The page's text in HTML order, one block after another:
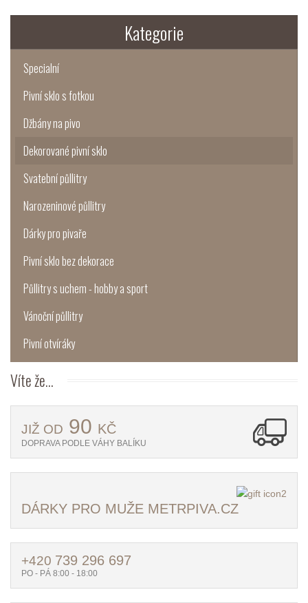
Kategorie
Specialní
Pivní sklo s fotkou
Džbány na pivo
Dekorované pivní sklo
Svatební půllitry
Narozeninové půllitry
Dárky pro pivaře
Pivní sklo bez dekorace
Půllitry s uchem - hobby a sport
Vánoční půllitry
Pivní otvíráky
Víteže...
JIŽ OD 90 KČ
DOPRAVA PODLE VÁHY BALÍKU
DÁRKY PRO MUŽE METRPIVA.CZ
+420 739 296 697
PO - PÁ 8:00 - 18:00